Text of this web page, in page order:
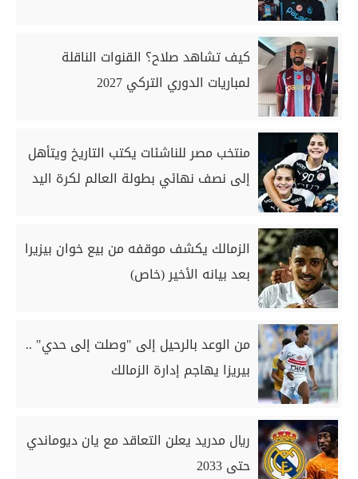
كيف تشاهد صلاح؟ القنوات الناقلة
لمباريات الدوري التركي 2027
منتخب مصر للناشئات يكتب التاريخ ويتأهل
إلى نصف نهائي بطولة العالم لكرة اليد
الزمالك يكشف موقفه من بيع خوان بيزيرا
بعد بيانه الأخير (خاص)
من الوعد بالرحيل إلى "وصلت إلى حدي" ..
بيريزا يهاجم إدارة الزمالك
ريال مدريد يعلن التعاقد مع يان ديوماندي
حتى 2033